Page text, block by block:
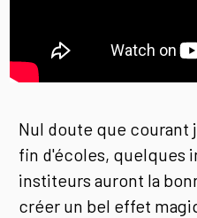
Nul doute que courant
fin d'écoles, quelques
institeurs auront la
créer un bel effet